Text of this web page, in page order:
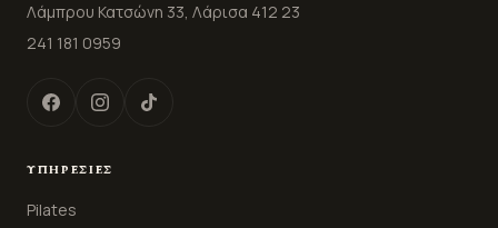
Λάμπρου Κατσώνη 33, Λάρισα 412 23
241 181 0959
ΥΠΗΡΕΣΊΕΣ
Pilates